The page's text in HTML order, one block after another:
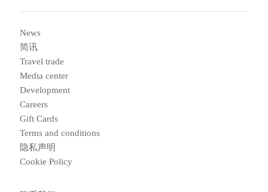
News
简讯
Travel trade
Media center
Development
Careers
Gift Cards
Terms and conditions
隐私声明
Cookie Policy